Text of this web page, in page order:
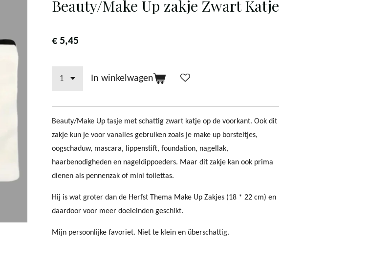
Beauty/Make Up zakje Zwart Katje
€ 5,45
In winkelwagen
Beauty/Make Up tasje met schattig zwart katje op de voorkant. Ook dit
zakje kun je voor vanalles gebruiken zoals je make up borsteltjes,
oogschaduw, mascara, lippenstift, foundation, nagellak,
haarbenodigheden en nageldippoeders. Maar dit zakje kan ook prima
dienen als pennenzak of mini toilettas.
Hij is wat groter dan de Herfst Thema Make Up Zakjes (18 * 22 cm) en
daardoor voor meer doeleinden geschikt.
Mijn persoonlijke favoriet. Niet te klein en überschattig.